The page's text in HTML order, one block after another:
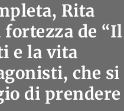
Rita
de “Il
e la vita
che si
di prendere